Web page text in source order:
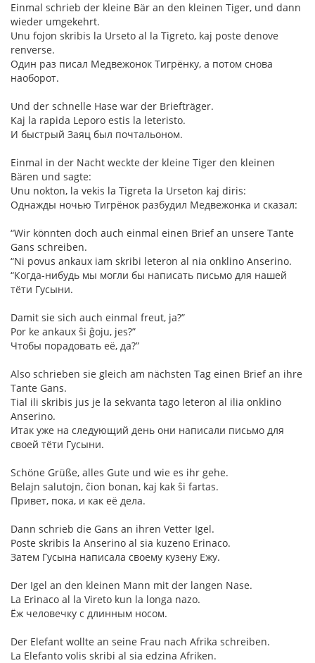
Einmal schrieb der kleine Bär an den kleinen Tiger, und dann
wieder umgekehrt.
Unu fojon skribis la Urseto al la Tigreto, kaj poste denove
renverse.
Один раз писал Медвежонок Тигрёнку, а потом снова
наоборот.
Und der schnelle Hase war der Briefträger.
Kaj la rapida Leporo estis la leteristo.
И быстрый Заяц был почтальоном.
Einmal in der Nacht weckte der kleine Tiger den kleinen
Bären und sagte:
Unu nokton, la vekis la Tigreta la Urseton kaj diris:
Однажды ночью Тигрёнок разбудил Медвежонка и сказал:
“Wir könnten doch auch einmal einen Brief an unsere Tante
Gans schreiben.
“Ni povus ankaux iam skribi leteron al nia onklino Anserino.
“Когда-нибудь мы могли бы написать письмо для нашей
тёти Гусыни.
Damit sie sich auch einmal freut, ja?”
Por ke ankaux ŝi ĝoju, jes?”
Чтобы порадовать её, да?”
Also schrieben sie gleich am nächsten Tag einen Brief an ihre
Tante Gans.
Tial ili skribis jus je la sekvanta tago leteron al ilia onklino
Anserino.
Итак уже на следующий день они написали письмо для
своей тёти Гусыни.
Schöne Grüße, alles Gute und wie es ihr gehe.
Belajn salutojn, ĉion bonan, kaj kak ŝi fartas.
Привет, пока, и как её дела.
Dann schrieb die Gans an ihren Vetter Igel.
Poste skribis la Anserino al sia kuzeno Erinaco.
Затем Гусына написала своему кузену Ежу.
Der Igel an den kleinen Mann mit der langen Nase.
La Erinaco al la Vireto kun la longa nazo.
Ёж человечку с длинным носом.
Der Elefant wollte an seine Frau nach Afrika schreiben.
La Elefanto volis skribi al sia edzina Afriken.